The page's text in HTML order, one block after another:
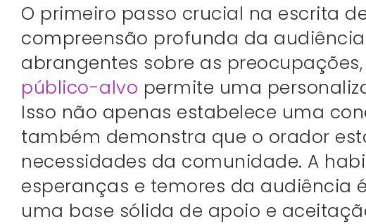
O primeiro passo crucial na escrita
compreensão profunda da
abrangentes sobre as
público-alvo permite uma
Isso não apenas estabelece uma
também demonstra que o orador
necessidades da comunidade. A
esperanças e temores da audiência
uma base sólida de apoio e